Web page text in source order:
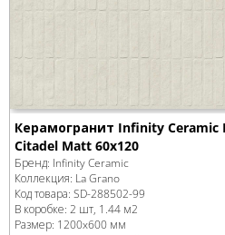
Керамогранит Infinity Ceramic
Citadel Matt 60x120
Бренд: Infinity Ceramic
Коллекция: La Grano
Код товара: SD-288502-99
В коробке: 2 шт, 1.44 м2
Размер: 1200x600 мм